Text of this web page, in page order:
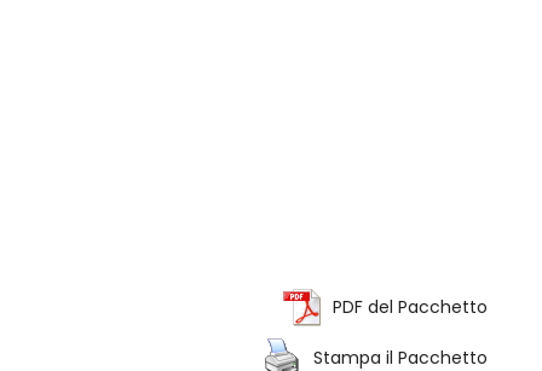
PDF del Pacchetto
Stampa il Pacchetto